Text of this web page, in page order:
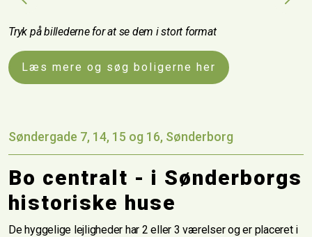
Previous
Tryk på billederne for at se dem i stort format
Læs mere og søg boligerne her
Søndergade 7, 14, 15 og 16, Sønderborg
Bo centralt - i Sønderborgs
historiske huse
De hyggelige lejligheder har 2 eller 3 værelser og er placeret i